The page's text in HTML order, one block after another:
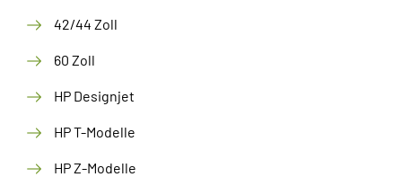
42/44 Zoll
60 Zoll
HP Designjet
HP T-Modelle
HP Z-Modelle